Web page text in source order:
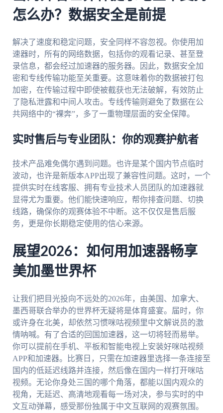
怎么办？数据安全是前提
解决了速度和稳定问题，安全同样不容忽视。你使用加
速器时，所有的网络数据，包括你的观看记录、甚至登
录信息，都会经过加速器的服务器。因此，数据安全加
密和专线传输功能至关重要。这意味着你的数据被打包
加密，在传输过程中即使被截获也无法破解，有效防止
了隐私泄露和中间人攻击。专线传输则避免了数据在公
共网络中的“裸奔”，多了一重物理层面的安全保障。
实时售后与专业团队：你的观赛护航者
技术产品难免偶尔遇到问题。也许是某个国内节点临时
波动，也许是新版本APP出现了兼容性问题。这时，一个
提供实时在线客服、拥有专业技术人员团队的加速器就
显得尤为重要。他们能快速响应，帮你排查问题、切换
线路，确保你的观赛体验不中断。这不仅仅是售后服
务，更是你长期稳定使用的信心来源。
展望2026：如何用加速器畅享
美加墨世界杯
让我们把目光投向不远处的2026年，由美国、加拿大、
墨西哥联合举办的世界杯无疑将是体育盛宴。届时，你
或许身在北美，却依然习惯咪咕视频里中文解说员的激
情呐喊。有了合适的回国加速器，这一切将轻而易举。
你可以提前在手机、平板和智能电视上安装好咪咕视频
APP和加速器。比赛日，只需在加速器里选择一条连接至
国内的低延迟线路并连接，然后像在国内一样打开咪咕
视频。无论你身处三国的哪个角落，都能以国内观众的
视角，无延迟、高清地观看每一场对决，参与实时的中
文互动弹幕，感受那份独属于中文互联网的观赛氛围。